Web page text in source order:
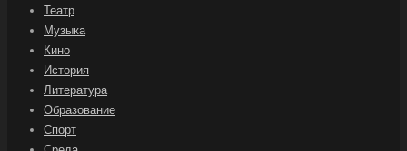
Театр
Музыка
Кино
История
Литература
Образование
Спорт